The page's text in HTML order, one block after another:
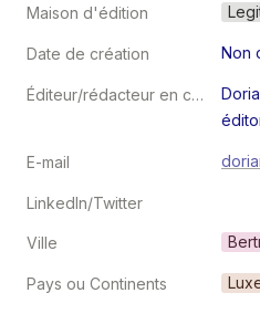
Maison d'édition
Date de création Non
Éditeur/rédacteur en chef
E-mail
LinkedIn/Twitter
Ville
Pays ou Continents